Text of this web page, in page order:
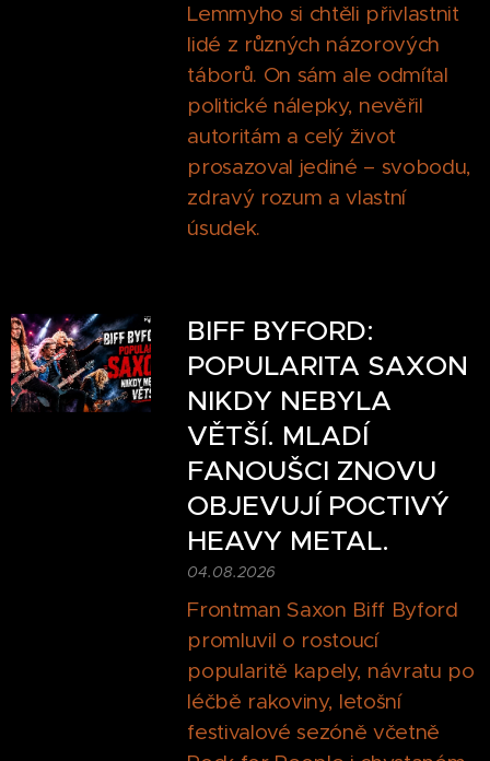
Lemmyho si chtěli přivlastnit
lidé z různých názorových
táborů. On sám ale odmítal
politické nálepky, nevěřil
autoritám a celý život
prosazoval jediné – svobodu,
zdravý rozum a vlastní
úsudek.
BIFF BYFORD:
POPULARITA SAXON
NIKDY NEBYLA
VĚTŠÍ. MLADÍ
FANOUŠCI ZNOVU
OBJEVUJÍ POCTIVÝ
HEAVY METAL.
04.08.2026
Frontman Saxon Biff Byford
promluvil o rostoucí
popularitě kapely, návratu po
léčbě rakoviny, letošní
festivalové sezóně včetně